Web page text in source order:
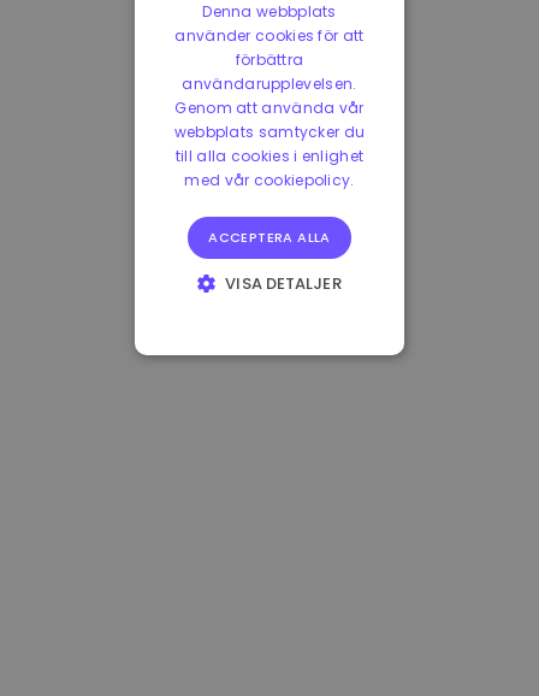
Denna webbplats
använder cookies för att
förbättra
användarupplevelsen.
Genom att använda vår
webbplats samtycker du
till alla cookies i enlighet
med vår cookiepolicy.
ACCEPTERA ALLA
VISA DETALJER